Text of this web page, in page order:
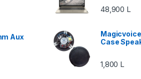
Aux
48,900 L
Case
1,800 L